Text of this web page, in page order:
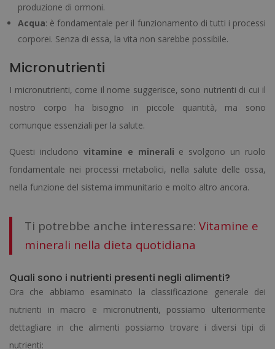
produzione di ormoni.
Acqua: è fondamentale per il funzionamento di tutti i processi
corporei. Senza di essa, la vita non sarebbe possibile.
Micronutrienti
I micronutrienti, come il nome suggerisce, sono nutrienti di cui il
nostro corpo ha bisogno in piccole quantità, ma sono
comunque essenziali per la salute.
Questi includono vitamine e minerali e svolgono un ruolo
fondamentale nei processi metabolici, nella salute delle ossa,
nella funzione del sistema immunitario e molto altro ancora.
Ti potrebbe anche interessare: Vitamine e
minerali nella dieta quotidiana
Quali sono i nutrienti presenti negli alimenti?
Ora che abbiamo esaminato la classificazione generale dei
nutrienti in macro e micronutrienti, possiamo ulteriormente
dettagliare in che alimenti possiamo trovare i diversi tipi di
nutrienti: